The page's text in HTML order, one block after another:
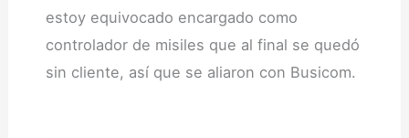
estoy equivocado encargado como
controlador de misiles que al final se quedó
sin cliente, así que se aliaron con Busicom.